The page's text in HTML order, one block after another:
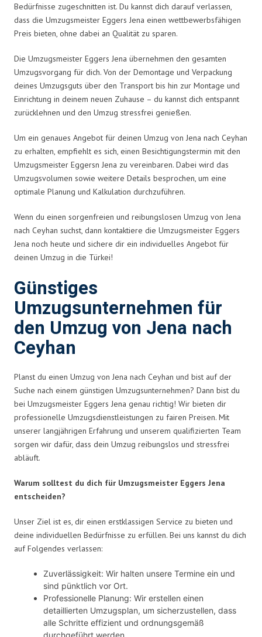
Bedürfnisse zugeschnitten ist. Du kannst dich darauf verlassen,
dass die Umzugsmeister Eggers Jena einen wettbewerbsfähigen
Preis bieten, ohne dabei an Qualität zu sparen.
Die Umzugsmeister Eggers Jena übernehmen den gesamten
Umzugsvorgang für dich. Von der Demontage und Verpackung
deines Umzugsguts über den Transport bis hin zur Montage und
Einrichtung in deinem neuen Zuhause – du kannst dich entspannt
zurücklehnen und den Umzug stressfrei genießen.
Um ein genaues Angebot für deinen Umzug von Jena nach Ceyhan
zu erhalten, empfiehlt es sich, einen Besichtigungstermin mit den
Umzugsmeister Eggersn Jena zu vereinbaren. Dabei wird das
Umzugsvolumen sowie weitere Details besprochen, um eine
optimale Planung und Kalkulation durchzuführen.
Wenn du einen sorgenfreien und reibungslosen Umzug von Jena
nach Ceyhan suchst, dann kontaktiere die Umzugsmeister Eggers
Jena noch heute und sichere dir ein individuelles Angebot für
deinen Umzug in die Türkei!
Günstiges
Umzugsunternehmen für
den Umzug von Jena nach
Ceyhan
Planst du einen Umzug von Jena nach Ceyhan und bist auf der
Suche nach einem günstigen Umzugsunternehmen? Dann bist du
bei Umzugsmeister Eggers Jena genau richtig! Wir bieten dir
professionelle Umzugsdienstleistungen zu fairen Preisen. Mit
unserer langjährigen Erfahrung und unserem qualifizierten Team
sorgen wir dafür, dass dein Umzug reibungslos und stressfrei
abläuft.
Warum solltest du dich für Umzugsmeister Eggers Jena
entscheiden?
Unser Ziel ist es, dir einen erstklassigen Service zu bieten und
deine individuellen Bedürfnisse zu erfüllen. Bei uns kannst du dich
auf Folgendes verlassen:
Zuverlässigkeit: Wir halten unsere Termine ein und
sind pünktlich vor Ort.
Professionelle Planung: Wir erstellen einen
detaillierten Umzugsplan, um sicherzustellen, dass
alle Schritte effizient und ordnungsgemäß
durchgeführt werden.